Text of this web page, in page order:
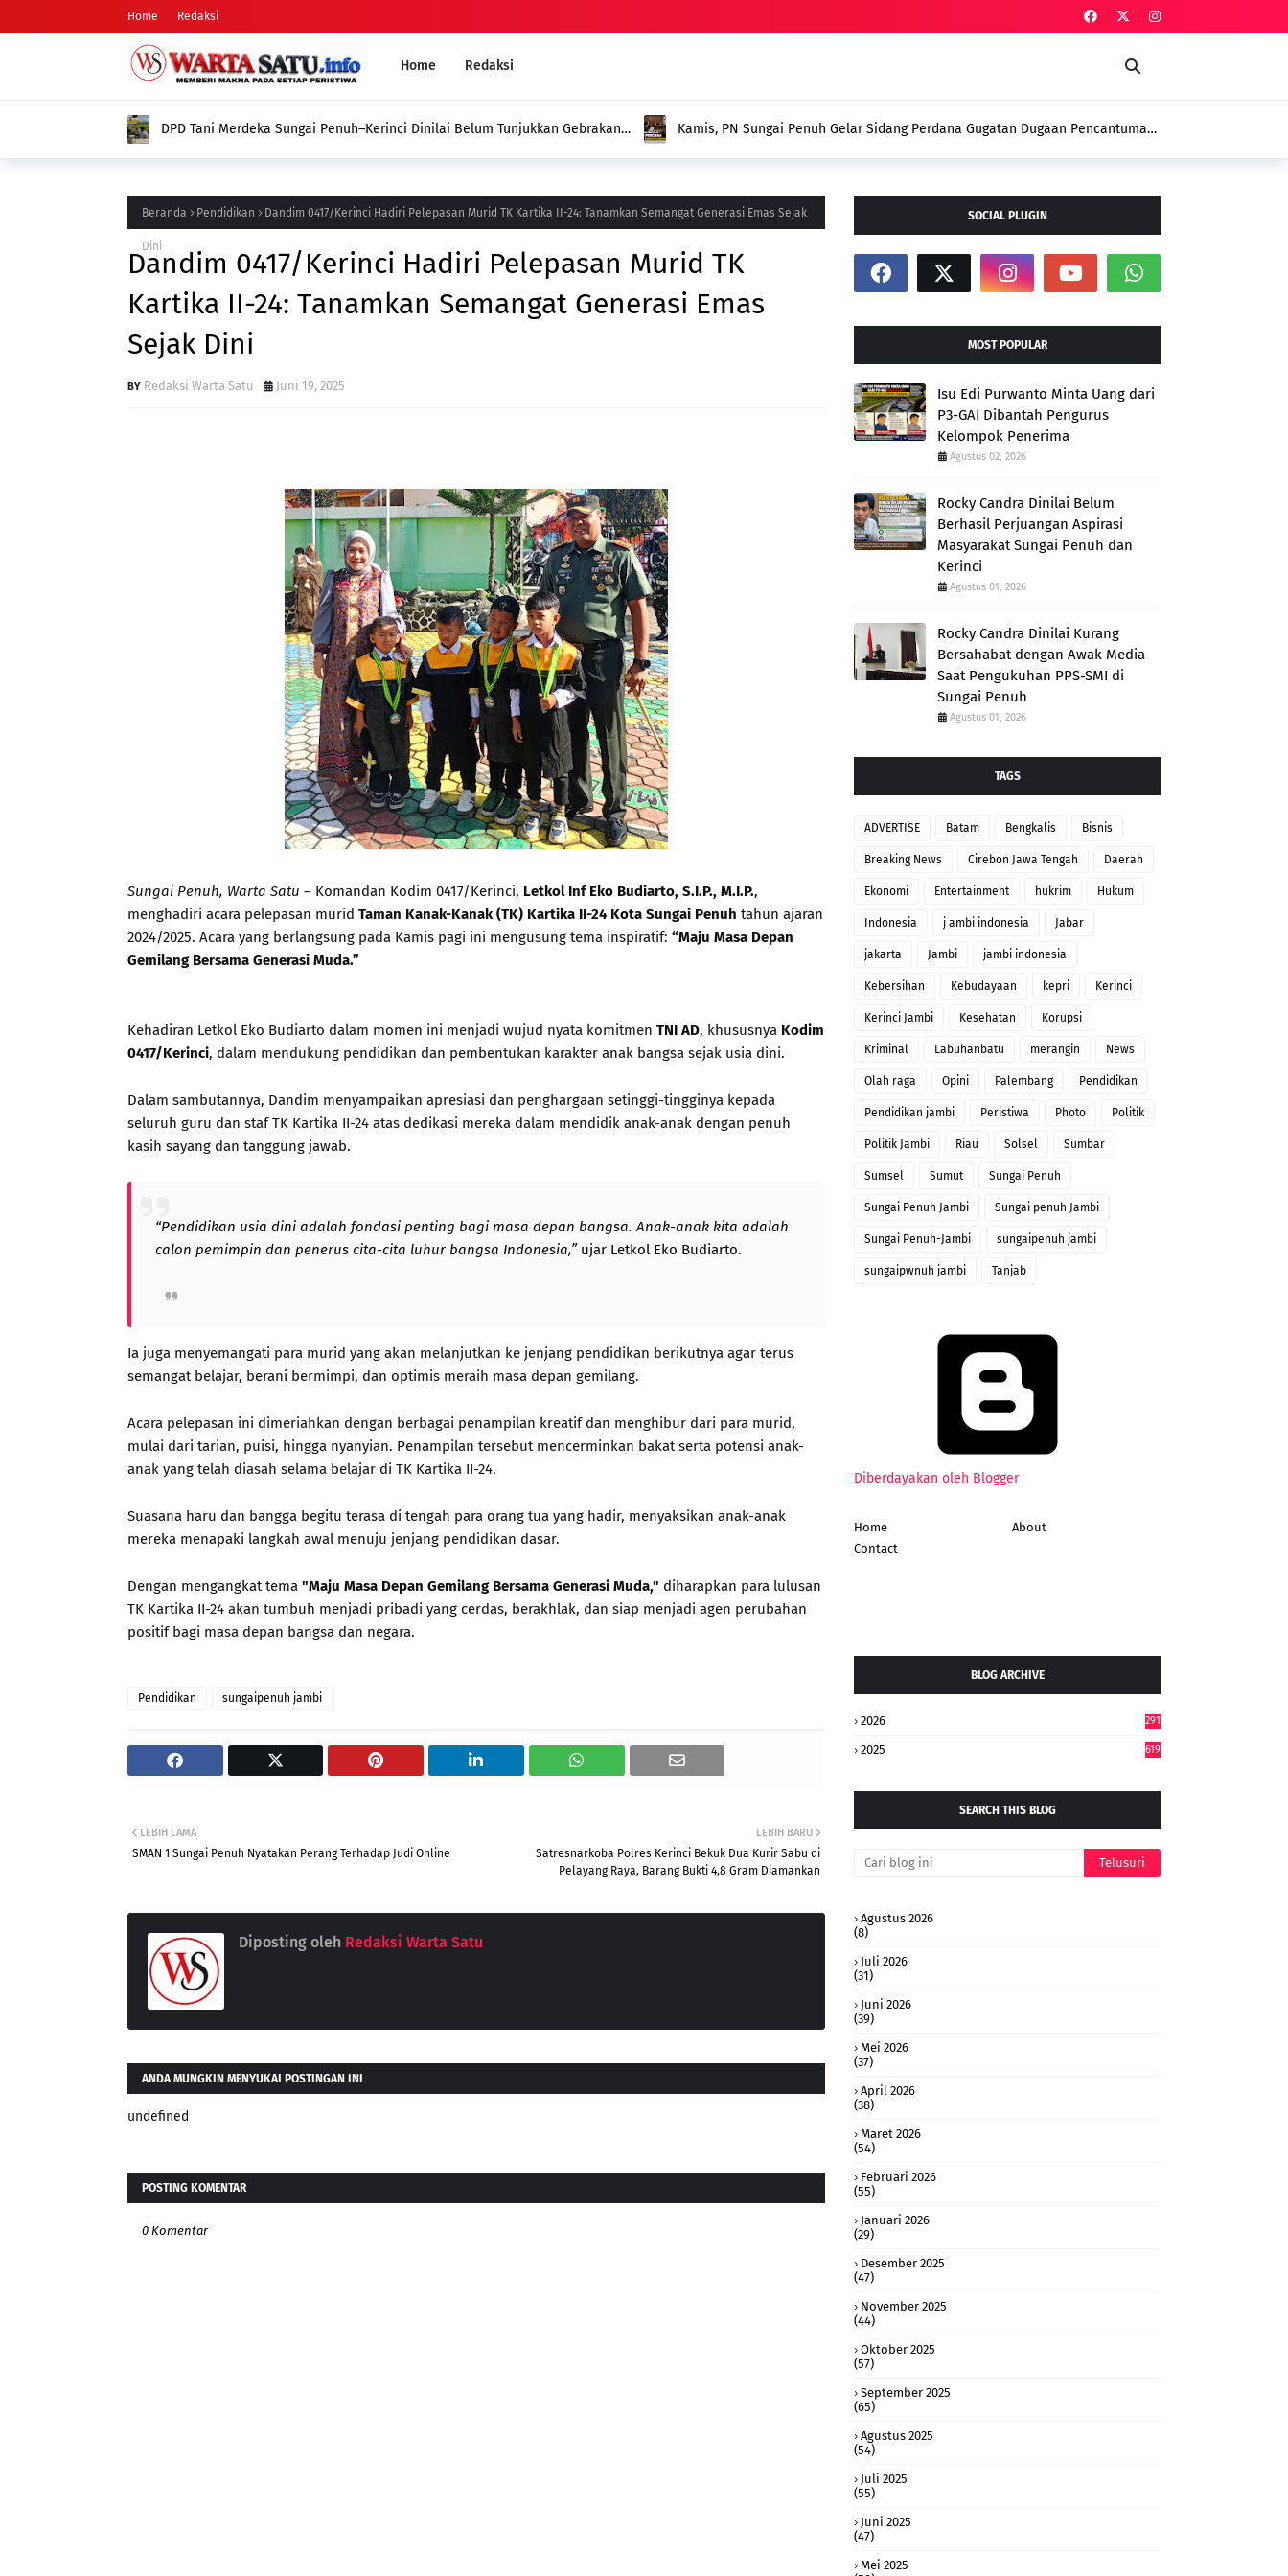
Home Redaksi
Home Redaksi
DPD Tani Merdeka Sungai Penuh–Kerinci Dinilai Belum Tunjukkan Gebrakan
Kamis, PN Sungai Penuh Gelar Sidang Perdana Gugatan Dugaan Pencantuman
Beranda Pendidikan Dandim 0417/Kerinci Hadiri Pelepasan Murid TK Kartika II-24: Tanamkan Semangat Generasi Emas Sejak
Dini
Dandim 0417/Kerinci Hadiri Pelepasan Murid TK
Kartika II-24: Tanamkan Semangat Generasi Emas
Sejak Dini
Redaksi Warta Satu Juni 19, 2025
Sungai Penuh, Warta Satu – Komandan Kodim 0417/Kerinci, Letkol Inf Eko Budiarto, S.I.P., M.I.P.,
menghadiri acara pelepasan murid Taman Kanak-Kanak (TK) Kartika II-24 Kota Sungai Penuh tahun ajaran
2024/2025. Acara yang berlangsung pada Kamis pagi ini mengusung tema inspiratif: “Maju Masa Depan
Gemilang Bersama Generasi Muda.”
Kehadiran Letkol Eko Budiarto dalam momen ini menjadi wujud nyata komitmen TNI AD, khususnya Kodim
0417/Kerinci, dalam mendukung pendidikan dan pembentukan karakter anak bangsa sejak usia dini.
Dalam sambutannya, Dandim menyampaikan apresiasi dan penghargaan setinggi-tingginya kepada
seluruh guru dan staf TK Kartika II-24 atas dedikasi mereka dalam mendidik anak-anak dengan penuh
kasih sayang dan tanggung jawab.
“Pendidikan usia dini adalah fondasi penting bagi masa depan bangsa. Anak-anak kita adalah
calon pemimpin dan penerus cita-cita luhur bangsa Indonesia,”ujar Letkol Eko Budiarto.
Ia juga menyemangati para murid yang akan melanjutkan ke jenjang pendidikan berikutnya agar terus
semangat belajar, berani bermimpi, dan optimis meraih masa depan gemilang.
Acara pelepasan ini dimeriahkan dengan berbagai penampilan kreatif dan menghibur dari para murid,
mulai dari tarian, puisi, hingga nyanyian. Penampilan tersebut mencerminkan bakat serta potensi anak-
anak yang telah diasah selama belajar di TK Kartika II-24.
Suasana haru dan bangga begitu terasa di tengah para orang tua yang hadir, menyaksikan anak-anak
mereka menapaki langkah awal menuju jenjang pendidikan dasar.
Dengan mengangkat tema "Maju Masa Depan Gemilang Bersama Generasi Muda," diharapkan para lulusan
TK Kartika II-24 akan tumbuh menjadi pribadi yang cerdas, berakhlak, dan siap menjadi agen perubahan
positif bagi masa depan bangsa dan negara.
Pendidikan sungaipenuh jambi
LEBIH BARU
Satresnarkoba Polres Kerinci Bekuk Dua Kurir Sabu di
Pelayang Raya, Barang Bukti 4,8 Gram Diamankan
LEBIH LAMA
SMAN 1 Sungai Penuh Nyatakan Perang Terhadap Judi Online
Diposting oleh Redaksi Warta Satu
ANDA MUNGKIN MENYUKAI POSTINGAN INI
undefined
POSTING KOMENTAR
0 Komentar
SOCIAL PLUGIN
MOST POPULAR
Isu Edi Purwanto Minta Uang dari
P3-GAI Dibantah Pengurus
Kelompok Penerima
Agustus 02, 2026
Rocky Candra Dinilai Belum
Berhasil Perjuangan Aspirasi
Masyarakat Sungai Penuh dan
Kerinci
Agustus 01, 2026
Rocky Candra Dinilai Kurang
Bersahabat dengan Awak Media
Saat Pengukuhan PPS-SMI di
Sungai Penuh
Agustus 01, 2026
TAGS
ADVERTISE Batam Bengkalis Bisnis
Breaking News Cirebon Jawa Tengah Daerah
Ekonomi Entertainment hukrim Hukum
Indonesia j ambi indonesia Jabar
jakarta Jambi jambi indonesia
Kebersihan Kebudayaan kepri Kerinci
Kerinci Jambi Kesehatan Korupsi
Kriminal Labuhanbatu merangin News
Olah raga Opini Palembang Pendidikan
Pendidikan jambi Peristiwa Photo Politik
Politik Jambi Riau Solsel Sumbar
Sumsel Sumut Sungai Penuh
Sungai Penuh Jambi Sungai penuh Jambi
Sungai Penuh-Jambi sungaipenuh jambi
sungaipwnuh jambi Tanjab
Diberdayakan oleh Blogger
Home
About
Contact
BLOG ARCHIVE
2026 291
2025 619
SEARCH THIS BLOG
Agustus 2026
(8)
Juli 2026
(31)
Juni 2026
(39)
Mei 2026
(37)
April 2026
(38)
Maret 2026
(54)
Februari 2026
(55)
Januari 2026
(29)
Desember 2025
(47)
November 2025
(44)
Oktober 2025
(57)
September 2025
(65)
Agustus 2025
(54)
Juli 2025
(55)
Juni 2025
(47)
Mei 2025